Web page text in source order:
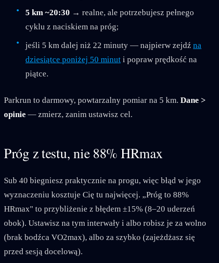
5 km ~20:30 → realne, ale potrzebujesz pełnego
cyklu z naciskiem na próg;
jeśli 5 km dalej niż 22 minuty — najpierw zejdź na
dziesiątce poniżej 50 minut i popraw prędkość na
piątce.
Parkrun to darmowy, powtarzalny pomiar na 5 km. Dane >
opinie — zmierz, zanim ustawisz cel.
Próg z testu, nie 88% HRmax
Sub 40 biegniesz praktycznie na progu, więc błąd w jego
wyznaczeniu kosztuje Cię tu najwięcej. „Próg to 88%
HRmax" to przybliżenie z błędem ±15% (8–20 uderzeń
obok). Ustawisz na tym interwały i albo robisz je za wolno
(brak bodźca VO2max), albo za szybko (zajeżdżasz się
przed sesją docelową).